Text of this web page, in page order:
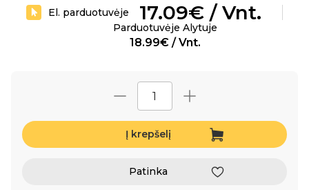
El. parduotuvėje 17.09€ / Vnt.
Parduotuvėje Alytuje
18.99€ / Vnt.
Į krepšelį
Patinka